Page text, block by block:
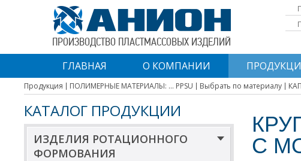
ПРОИЗВОДСТВО ПЛАСТМАССОВЫХ ИЗДЕЛИЙ
ГЛАВНАЯ О КОМПАНИИ
Продукция ПОЛИМЕРНЫЕ МАТЕРИАЛЫ: ... PPSU Выбрать по материалу
КАТАЛОГ ПРОДУКЦИИ
ИЗДЕЛИЯ РОТАЦИОННОГО
ФОРМОВАНИЯ
С